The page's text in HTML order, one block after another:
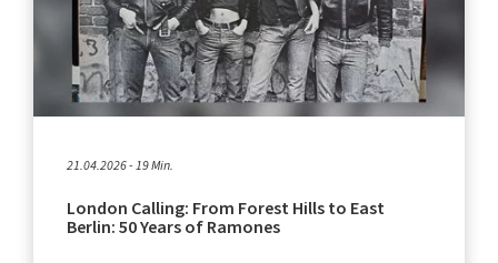
21.04.2026 - 19 Min.
London Calling: From Forest Hills to East
Berlin: 50 Years of Ramones